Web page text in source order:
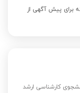
برای پیش آگهی از
کارشناسی ارشد